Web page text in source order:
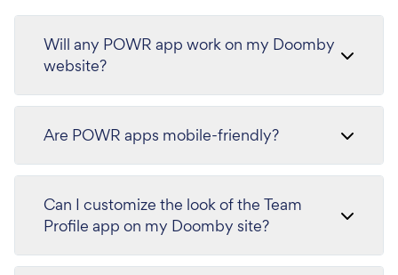
Will any POWR app work on my Doomby
website?
Are POWR apps mobile-friendly?
Can I customize the look of the Team
Profile app on my Doomby site?